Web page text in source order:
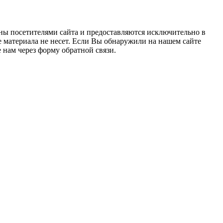
сайта и предоставляются исключительно в
материала не несет. Если Вы обнаружили на нашем сайте
через форму обратной связи.